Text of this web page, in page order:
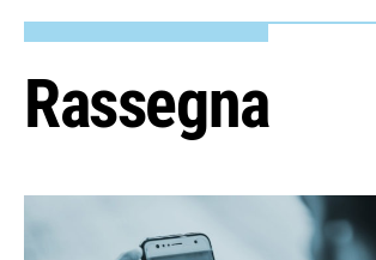
Rassegna